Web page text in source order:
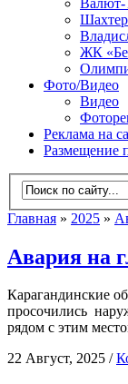
Валют-
ЖК
Фото/Видео
Видео
Реклама на
Размещение
Главная » 2025 »
Авария на
Карагандинские
просочились
рядом с этим
22 Август, 2025 /